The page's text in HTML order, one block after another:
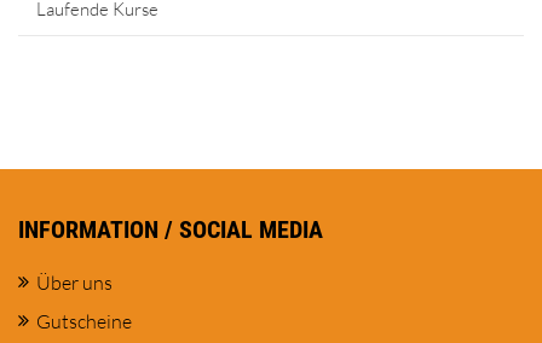
Laufende Kurse
INFORMATION / SOCIAL MEDIA
Über uns
Gutscheine